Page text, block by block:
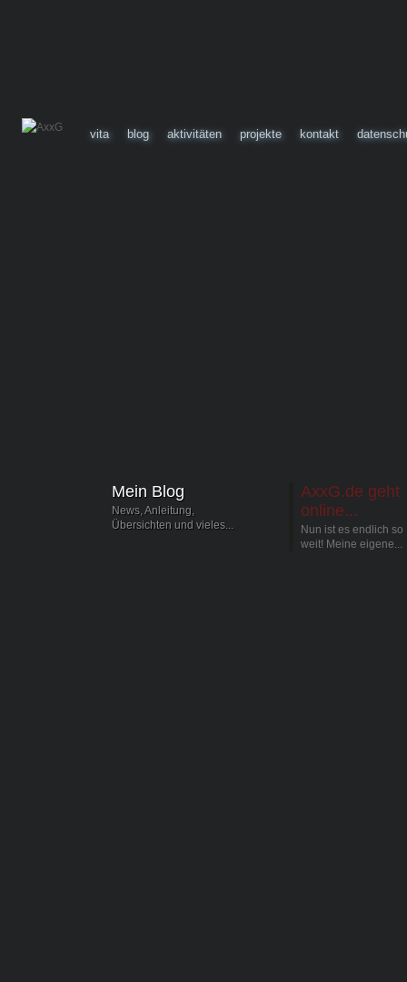
vita blog aktivitäten projekte kontakt
Mein Blog
News, Anleitung,
Übersichten und vieles...
AxxG.de geht
online...
Nun ist es endlich so
weit! Meine eigene...